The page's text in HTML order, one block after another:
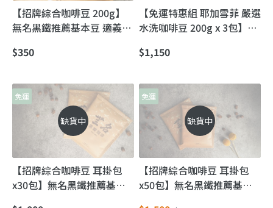
【招牌綜合咖啡豆 200g】
無名黑鐵推薦基本豆 適義式
$350
【免運特惠組 耶加雪菲 嚴選
水洗咖啡豆 200g x 3包】高
豆最高等級!
$1,150
缺貨中
免運
【招牌綜合咖啡豆 耳掛包
x30包】無名黑鐵推薦基本
缺貨中
免運
【招牌綜合咖啡豆 耳掛包
x50包】無名黑鐵推薦基本